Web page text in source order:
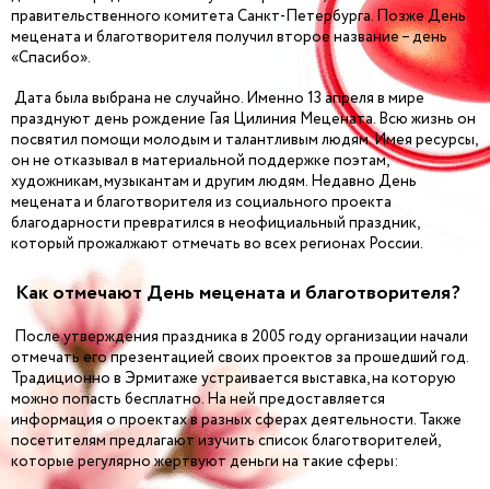
правительственного комитета Санкт-Петербурга. Позже День
мецената и благотворителя получил второе название – день
«Спасибо».
Дата была выбрана не случайно. Именно 13 апреля в мире
празднуют день рождение Гая Цилиния Мецената. Всю жизнь он
посвятил помощи молодым и талантливым людям. Имея ресурсы,
он не отказывал в материальной поддержке поэтам,
художникам, музыкантам и другим людям. Недавно День
мецената и благотворителя из социального проекта
благодарности превратился в неофициальный праздник,
который прожалжают отмечать во всех регионах России.
Как отмечают День мецената и благотворителя?
После утверждения праздника в 2005 году организации начали
отмечать его презентацией своих проектов за прошедший год.
Традиционно в Эрмитаже устраивается выставка, на которую
можно попасть бесплатно. На ней предоставляется
информация о проектах в разных сферах деятельности. Также
посетителям предлагают изучить список благотворителей,
которые регулярно жертвуют деньги на такие сферы: